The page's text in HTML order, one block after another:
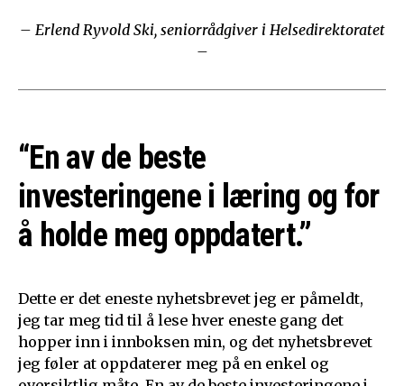
– Erlend Ryvold Ski, seniorrådgiver i Helsedirektoratet
–
“En av de beste
investeringene i læring og for
å holde meg oppdatert.”
Dette er det eneste nyhetsbrevet jeg er påmeldt,
jeg tar meg tid til å lese hver eneste gang det
hopper inn i innboksen min, og det nyhetsbrevet
jeg føler at oppdaterer meg på en enkel og